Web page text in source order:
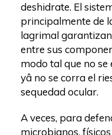
deshidrate. El
principalmente de
lagrimal
entre sus
modo tal que no
yâ no se corra el
sequedad ocular.
A veces, para
microbianos,